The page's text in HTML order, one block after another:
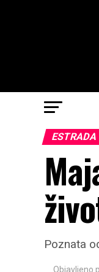
ESTRADA
Poznata
Objavljeno